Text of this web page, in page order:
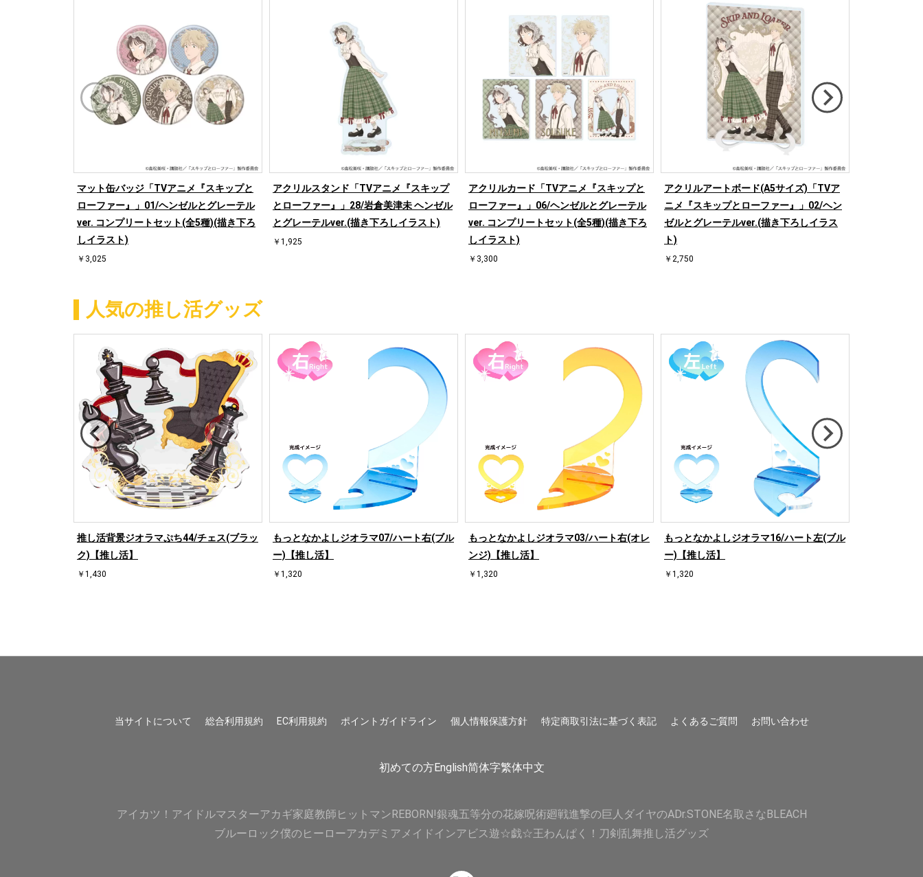
マット缶バッジ「TVアニメ『スキップと
ローファー』」01/ヘンゼルとグレーテル
ver. コンプリートセット(全5種)(描き下ろ
しイラスト)
￥3,025
アクリルスタンド「TVアニメ『スキップ
とローファー』」28/岩倉美津未 ヘンゼル
とグレーテルver.(描き下ろしイラスト)
￥1,925
アクリルカード「TVアニメ『スキップと
ローファー』」06/ヘンゼルとグレーテル
ver. コンプリートセット(全5種)(描き下ろ
しイラスト)
￥3,300
アクリルアートボード(A5サイズ)「TVア
ニメ『スキップとローファー』」02/ヘン
ゼルとグレーテルver.(描き下ろしイラス
ト)
￥2,750
人気の推し活グッズ
推し活背景ジオラマぷち44/チェス(ブラッ
ク)【推し活】
￥1,430
もっとなかよしジオラマ07/ハート右(ブル
ー)【推し活】
￥1,320
もっとなかよしジオラマ03/ハート右(オレ
ンジ)【推し活】
￥1,320
もっとなかよしジオラマ16/ハート左(ブル
ー)【推し活】
￥1,320
当サイトについて 総合利用規約 EC利用規約 ポイントガイドライン 個人情報保護方針 特定商取引法に基づく表記 よくあるご質問 お問い合わせ
初めての方English简体字繁体中文
アイカツ！ アイドルマスターアカギ家庭教師ヒットマンREBORN!銀魂五等分の花嫁呪術廻戦進撃の巨人 ダイヤのADr.STONE名取さな BLEACH
ブルーロック僕のヒーローアカデミア メイドインアビス遊☆戯☆王わんぱく！刀剣乱舞推し活グッズ